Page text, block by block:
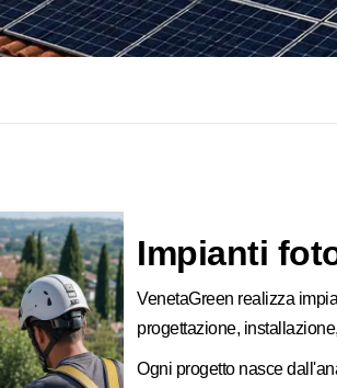
Impianti
VenetaGreen realizza
progettazione,
Ogni progetto nasce